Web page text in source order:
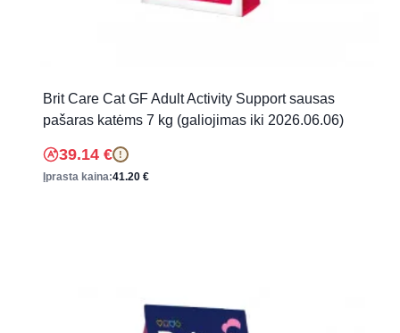
Brit Care Cat GF Adult Activity Support sausas
pašaras katėms 7 kg (galiojimas iki 2026.06.06)
39.14 € !
Įprasta kaina:41.20 €